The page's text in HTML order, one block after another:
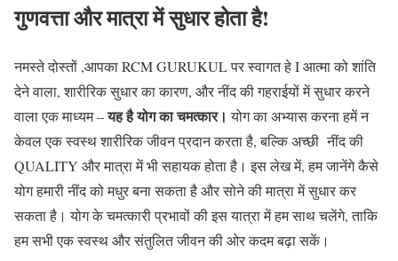
गुणवत्ता और मात्रा में सुधार होता है!
नमस्ते दोस्तों ,आपका RCM GURUKUL पर स्वागत हे I आत्मा को शांति
देने वाला, शारीरिक सुधार का कारण, और नींद की गहराईयों में सुधार करने
वाला एक माध्यम –यह है योग का चमत्कार। योग का अभ्यास करना हमें न
केवल एक स्वस्थ शारीरिक जीवन प्रदान करता है, बल्कि अच्छी नींद की
QUALITY और मात्रा में भी सहायक होता है। इस लेख में, हम जानेंगे कैसे
योग हमारी नींद को मधुर बना सकता है और सोने की मात्रा में सुधार कर
सकता है। योग के चमत्कारी प्रभावों की इस यात्रा में हम साथ चलेंगे, ताकि
हम सभी एक स्वस्थ और संतुलित जीवन की ओर कदम बढ़ा सकें।